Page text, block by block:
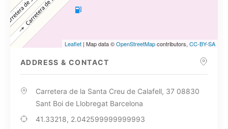
Leaflet | Map data ©OpenStreetMapcontributors, CC-BY-SA
ADDRESS & CONTACT
Carretera de la Santa Creu de Calafell, 37 08830
Sant Boi de Llobregat Barcelona
41.33218, 2.042599999999993